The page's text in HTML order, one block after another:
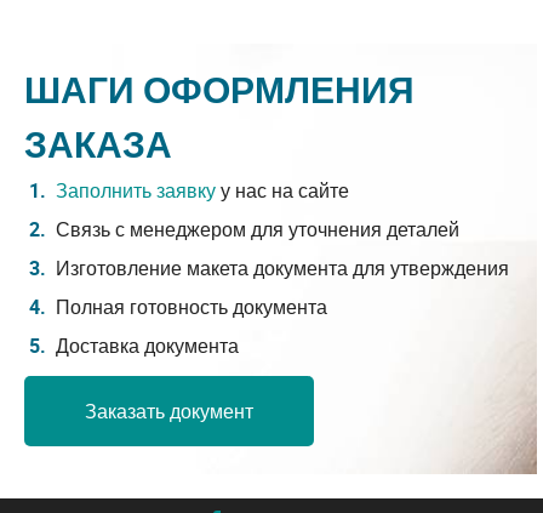
ШАГИ ОФОРМЛЕНИЯ
ЗАКАЗА
Заполнить заявкуу нас на сайте
Связь с менеджером для уточнения деталей
Изготовление макета документа для утверждения
Полная готовность документа
Доставка документа
Заказать документ